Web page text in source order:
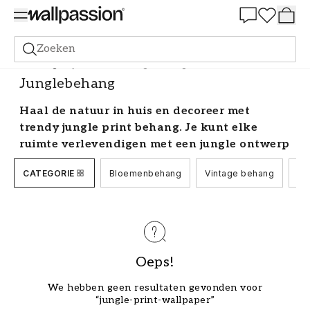
Zoeken
Behang Stijl en Patroon Junglebehang
Junglebehang
Haal de natuur in huis en decoreer met
trendy jungle print behang. Je kunt elke
ruimte verlevendigen met een jungle ontwerp
en het karakter, kleur en ongelooflijke
energie geven. Blader door al onze prachtige
Fleur je huis op met regenwoudbehang
en motieven zoals dieren, bloemen en bladeren.
Ze zijn er in veel verschillende ontwerpen,
waardoor ze een perfecte keuze zijn, ongeacht
CATEGORIE Bloemenbehang Vintage behang
Oeps!
We hebben geen resultaten gevonden voor
“jungle-print-wallpaper”